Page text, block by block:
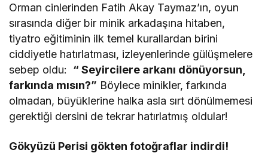
Orman cinlerinden Fatih Akay Taymaz’ın, oyun
sırasında diğer bir minik arkadaşına hitaben,
tiyatro eğitiminin ilk temel kurallardan birini
ciddiyetle hatırlatması, izleyenlerinde gülüşmelere
sebep oldu: “ Seyircilere arkanı dönüyorsun,
farkında mısın?” Böylece minikler, farkında
olmadan, büyüklerine halka asla sırt dönülmemesi
gerektiği dersini de tekrar hatırlatmış oldular!
Gökyüzü Perisi gökten fotoğraflar indirdi!